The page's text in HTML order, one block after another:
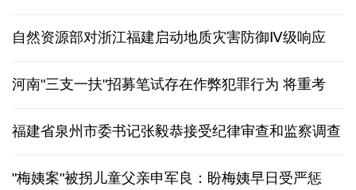
自然资源部对浙江福建启动地质灾害防御Ⅳ级响应
河南"三支一扶"招募笔试存在作弊犯罪行为 将重考
福建省泉州市委书记张毅恭接受纪律审查和监察调查
"梅姨案"被拐儿童父亲申军良：盼梅姨早日受严惩